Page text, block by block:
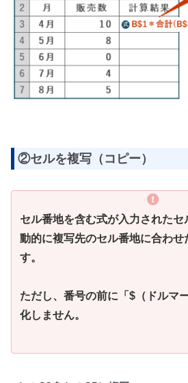
②セルを複写（コピー）
セル番地を含む式が入力されたセ
動的に複写先のセル番地に合わせ
す。
ただし、番号の前に「$（ドルマ
化しません。